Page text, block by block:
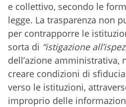
e collettivo, secondo le
legge. La trasparenza non
per contrapporre le
sorta di “istigazione
dell’azione amministrativa,
creare condizioni di
verso le istituzioni,
improprio delle